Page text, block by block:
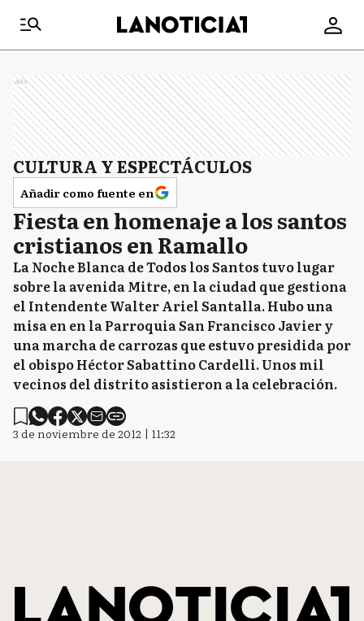
Ads
CULTURA Y ESPECTÁCULOS
Añadir como fuente en
Fiesta en homenaje a los santos
cristianos en Ramallo
La Noche Blanca de Todos los Santos tuvo lugar
sobre la avenida Mitre, en la ciudad que gestiona
el Intendente Walter Ariel Santalla. Hubo una
misa en en la Parroquia San Francisco Javier y
una marcha de carrozas que estuvo presidida por
el obispo Héctor Sabattino Cardelli. Unos mil
vecinos del distrito asistieron a la celebración.
3 de noviembre de 2012 | 11:32